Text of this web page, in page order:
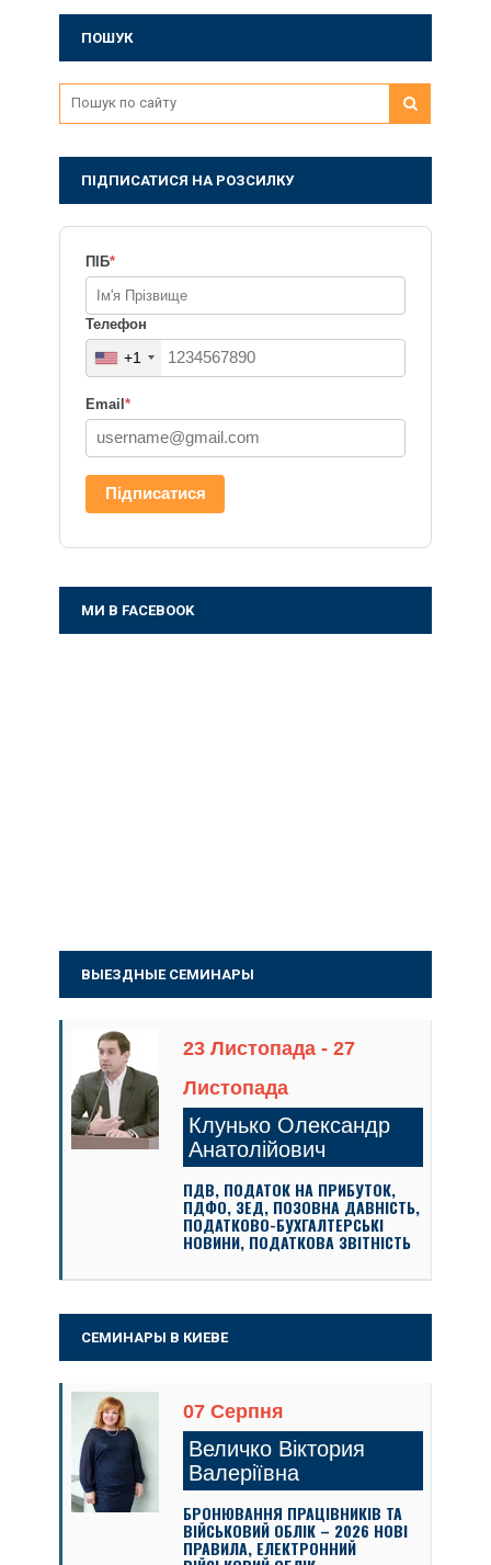
ПОШУК
ПІДПИСАТИСЯ НА РОЗСИЛКУ
ПІБ*
Телефон
+1
Email *
Підписатися
МИ В FACEBOOK
ВЫЕЗДНЫЕ СЕМИНАРЫ
23 Листопада - 27
Листопада
Клунько Олександр
Анатолійович
ПДВ, ПОДАТОК НА ПРИБУТОК,
ПДФО, ЗЕД, ПОЗОВНА ДАВНІСТЬ,
ПОДАТКОВО-БУХГАЛТЕРСЬКІ
НОВИНИ, ПОДАТКОВА ЗВІТНІСТЬ
СЕМИНАРЫ В КИЕВЕ
07 Серпня
Величко Віктория
Валеріївна
БРОНЮВАННЯ ПРАЦІВНИКІВ ТА
ВІЙСЬКОВИЙ ОБЛІК – 2026 НОВІ
ПРАВИЛА, ЕЛЕКТРОННИЙ